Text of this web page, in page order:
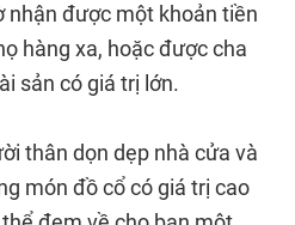
nhận được một khoản tiền
hàng xa, hoặc được cha
sản có giá trị lớn.
thân dọn dẹp nhà cửa và
món đồ cổ có giá trị cao